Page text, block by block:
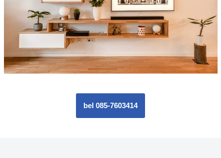
bel 085-7603414